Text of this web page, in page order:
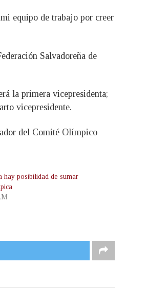
equipo de trabajo por creer
Salvadoreña de
la primera vicepresidenta;
vicepresidente.
del Comité Olímpico
posibilidad de sumar